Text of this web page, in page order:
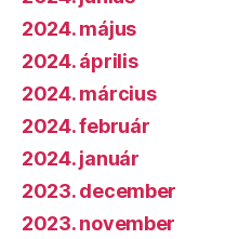
2024. május
2024. április
2024. március
2024. február
2024. január
2023. december
2023. november